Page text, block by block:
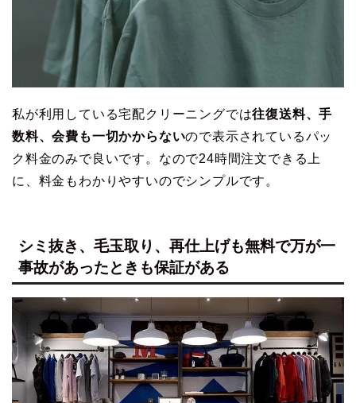
私が利用している宅配クリーニングでは往復送料、手
数料、会費も一切かからないので表示されているパッ
ク料金のみで良いです。なので24時間注文できる上
に、料金もわかりやすいのでシンプルです。
シミ抜き、毛玉取り、再仕上げも無料で万が一
事故があったときも保証がある